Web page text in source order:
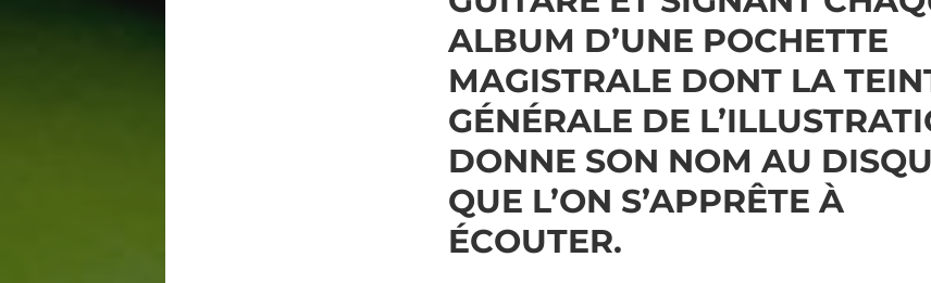
ALBUM D’UNE POCHETTE
MAGISTRALE DONT LA
GÉNÉRALE DE
DONNE SON NOM AU
QUE L’ON S’APPRÊTE À
ÉCOUTER.